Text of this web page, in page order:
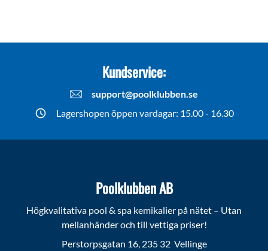
Kundservice:
support@poolklubben.se
Lagershopen öppen vardagar: 15.00 - 16.30
Poolklubben AB
Högkvalitativa pool & spa kemikalier på nätet – Utan
mellanhänder och till vettiga priser!
Perstorpsgatan 16, 235 32 Vellinge